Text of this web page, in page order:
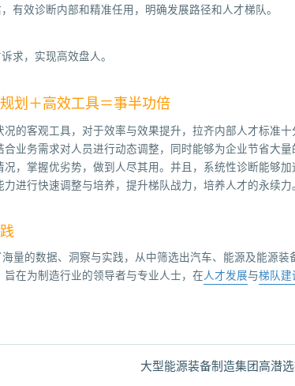
有效诊断内部和精准任用，明确发展路径和人才梯队。
求，实现高效盘人。
划＋高效工具＝事半功倍
的客观工具，对于效率与效果提升，拉齐内部人才标准
业务需求对人员进行动态调整，同时能够为企业节省大量
，掌握优劣势，做到人尽其用。并且，系统性诊断能够加
进行快速调整与培养，提升梯队战力，培养人才的永续力
量的数据、洞察与实践，从中筛选出汽车、能源及能源装
在为制造行业的领导者与专业人士，在人才发展与梯队建
大型能源装备制造集团高潜